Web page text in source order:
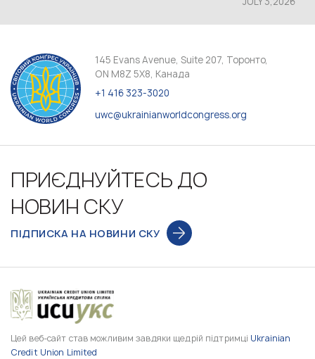
145 Evans Avenue, Suite 207, Торонто,
ON M8Z 5X8, Канада
+1 416 323-3020
uwc@ukrainianworldcongress.org
ПРИЄДНУЙТЕСЬ ДО
НОВИН СКУ
ПІДПИСКА НА НОВИНИ СКУ
Цей веб-сайт став можливим завдяки щедрій підтримці Ukrainian
Credit Union Limited